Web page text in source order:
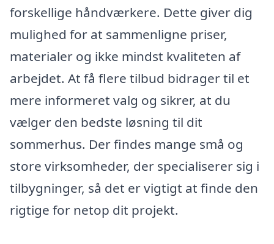
forskellige håndværkere. Dette giver dig
mulighed for at sammenligne priser,
materialer og ikke mindst kvaliteten af
arbejdet. At få flere tilbud bidrager til et
mere informeret valg og sikrer, at du
vælger den bedste løsning til dit
sommerhus. Der findes mange små og
store virksomheder, der specialiserer sig i
tilbygninger, så det er vigtigt at finde den
rigtige for netop dit projekt.